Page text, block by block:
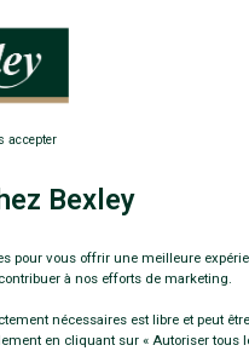
COULEURS
Bexley
pour vous offrir une meilleure
à nos efforts de marketing.
nécessaires est libre et peut
en cliquant sur « Autoriser tous
accepter